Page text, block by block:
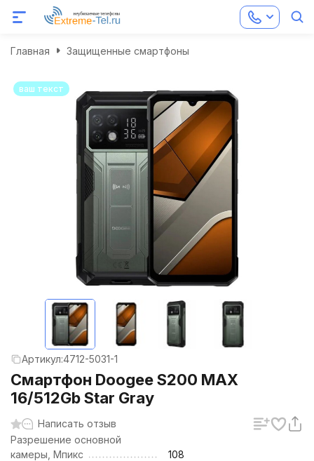
Главная Защищенные смартфоны
ваш текст
Артикул:4712-5031-1
Смартфон Doogee S200 MAX
16/512Gb Star Gray
Написать отзыв
Разрешение основной
камеры, Мпикс
108